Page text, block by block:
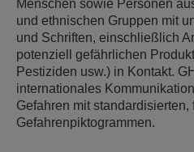
Menschen sowie Personen
und ethnischen Gruppen mit
und Schriften, einschließlich
potenziell gefährlichen
Pestiziden usw.) in Kontakt.
internationales
Gefahren mit standardisierten,
Gefahrenpiktogrammen.